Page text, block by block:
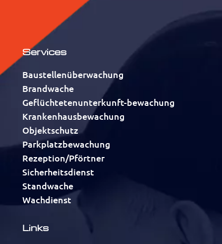
Services
Baustellenüberwachung
Brandwache
Geflüchtetenunterkunft-bewachung
Krankenhausbewachung
Objektschutz
Parkplatzbewachung
Rezeption/Pförtner
Sicherheitsdienst
Standwache
Wachdienst
Links